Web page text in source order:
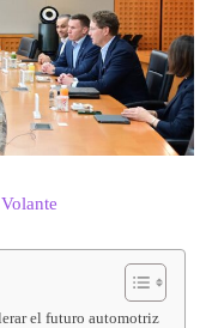
el futuro automotriz